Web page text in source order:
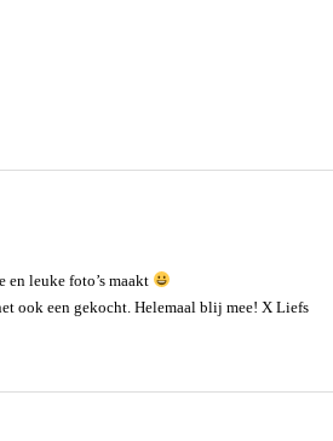
leuke foto’s maakt
ook een gekocht. Helemaal blij mee! X Liefs